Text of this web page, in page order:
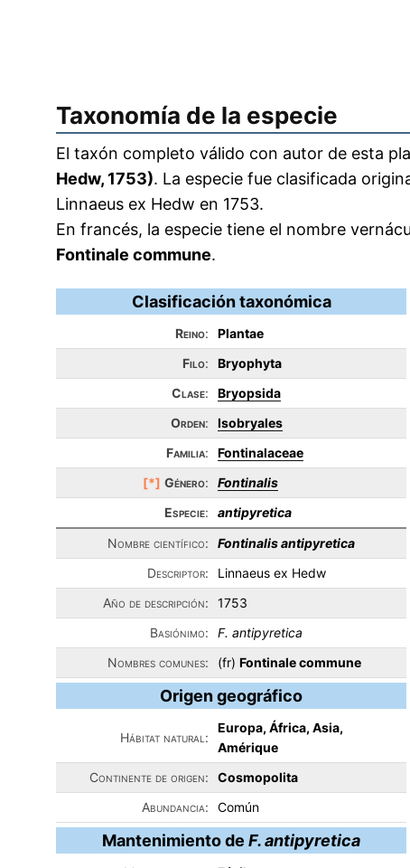
Taxonomía de la especie
El taxón completo válido con autor de esta
Hedw, 1753). La especie fue clasificada
Linnaeus ex Hedw en 1753.
En francés, la especie tiene el nombre
Fontinale commune.
Clasificación taxonómica
Reino:
Plantae
Filo:
Bryophyta
Clase:
Bryopsida
Orden:
Isobryales
Familia:
Fontinalaceae
[*] Género:
Fontinalis
Especie:
antipyretica
Nombre científico:
Fontinalis antipyretica
Descriptor:
Linnaeus ex Hedw
Año de descripción:
1753
Basiónimo:
F. antipyretica
Nombres comunes:
(fr) Fontinale commune
Origen geográfico
Hábitat natural:
Europa, África, Asia,
Amérique
Continente de origen:
Cosmopolita
Abundancia:
Común
Mantenimiento de F. antipyretica